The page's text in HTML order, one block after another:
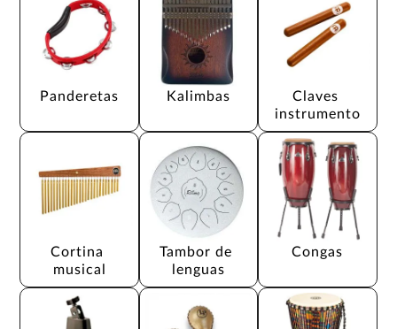
Panderetas Kalimbas
Claves
instrumento
Cortina
musical
Tambor de
lenguas
Congas